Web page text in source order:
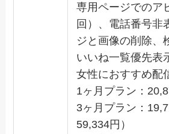
専用ページでのア
回）、電話番号非
ジと画像の削除、
いいね一覧優先表
女性におすすめ配
1ヶ月プラン：
3ヶ月プラン：
59,334円）